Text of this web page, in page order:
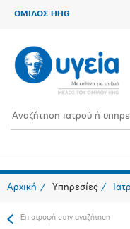
ΟΜΙΛΟΣ HHG
Αρχική Υπηρεσίες
Επιστροφή στην αναζήτηση